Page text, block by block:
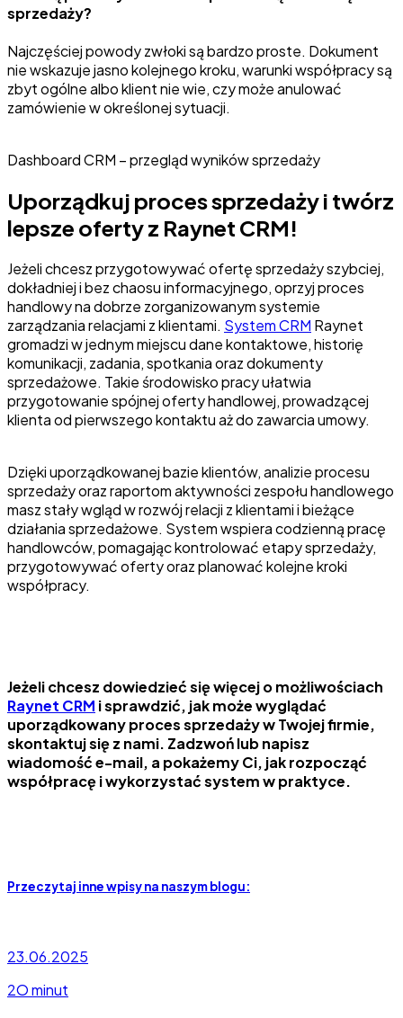
sprzedaży?
Najczęściej powody zwłoki są bardzo proste. Dokument
nie wskazuje jasno kolejnego kroku, warunki współpracy są
zbyt ogólne albo klient nie wie, czy może anulować
zamówienie w określonej sytuacji.
Dashboard CRM – przegląd wyników sprzedaży
Uporządkuj proces sprzedaży i twórz
lepsze oferty z Raynet CRM!
Jeżeli chcesz przygotowywać ofertę sprzedaży szybciej,
dokładniej i bez chaosu informacyjnego, oprzyj proces
handlowy na dobrze zorganizowanym systemie
zarządzania relacjami z klientami. System CRM Raynet
gromadzi w jednym miejscu dane kontaktowe, historię
komunikacji, zadania, spotkania oraz dokumenty
sprzedażowe. Takie środowisko pracy ułatwia
przygotowanie spójnej oferty handlowej, prowadzącej
klienta od pierwszego kontaktu aż do zawarcia umowy.
Dzięki uporządkowanej bazie klientów, analizie procesu
sprzedaży oraz raportom aktywności zespołu handlowego
masz stały wgląd w rozwój relacji z klientami i bieżące
działania sprzedażowe. System wspiera codzienną pracę
handlowców, pomagając kontrolować etapy sprzedaży,
przygotowywać oferty oraz planować kolejne kroki
współpracy.
Jeżeli chcesz dowiedzieć się więcej o możliwościach
Raynet CRM i sprawdzić, jak może wyglądać
uporządkowany proces sprzedaży w Twojej firmie,
skontaktuj się z nami. Zadzwoń lub napisz
wiadomość e-mail, a pokażemy Ci, jak rozpocząć
współpracę i wykorzystać system w praktyce.
Przeczytaj inne wpisy na naszym blogu:
23.06.2025
2O minut